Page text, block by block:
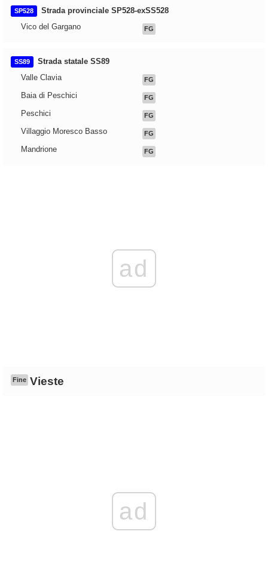
SP528
Strada provinciale SP528-exSS528
Vico del Gargano
FG
SS89
Strada statale SS89
Valle Clavia
FG
Baia di Peschici FG
Peschici FG
Villaggio Moresco Basso FG
Mandrione FG
ad
Fine Vieste
ad